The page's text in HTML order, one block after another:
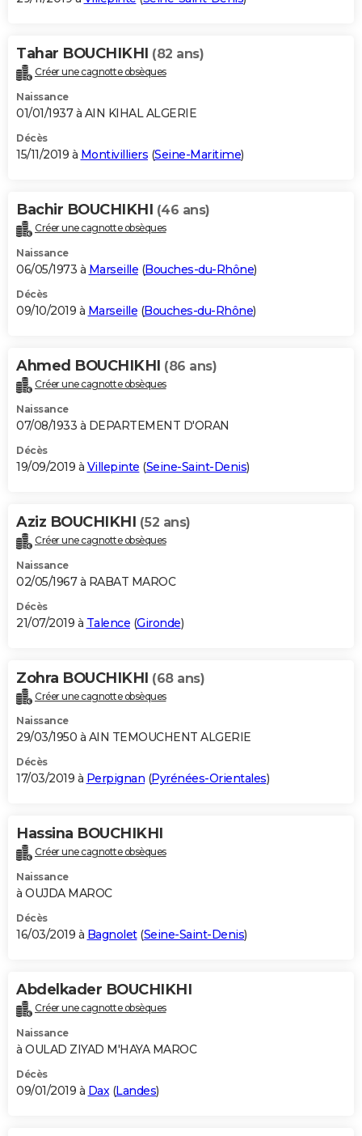
Tahar BOUCHIKHI (82 ans)
Créer une cagnotte obsèques
Naissance
01/01/1937 à AIN KIHAL ALGERIE
Décès
15/11/2019 à Montivilliers (Seine-Maritime)
Bachir BOUCHIKHI (46 ans)
Créer une cagnotte obsèques
Naissance
06/05/1973 à Marseille (Bouches-du-Rhône)
Décès
09/10/2019 à Marseille (Bouches-du-Rhône)
Ahmed BOUCHIKHI (86 ans)
Créer une cagnotte obsèques
Naissance
07/08/1933 à DEPARTEMENT D'ORAN
Décès
19/09/2019 à Villepinte (Seine-Saint-Denis)
Aziz BOUCHIKHI (52 ans)
Créer une cagnotte obsèques
Naissance
02/05/1967 à RABAT MAROC
Décès
21/07/2019 à Talence (Gironde)
Zohra BOUCHIKHI (68 ans)
Créer une cagnotte obsèques
Naissance
29/03/1950 à AIN TEMOUCHENT ALGERIE
Décès
17/03/2019 à Perpignan (Pyrénées-Orientales)
Hassina BOUCHIKHI
Créer une cagnotte obsèques
Naissance
à OUJDA MAROC
Décès
16/03/2019 à Bagnolet(Seine-Saint-Denis)
Abdelkader BOUCHIKHI
Créer une cagnotte obsèques
Naissance
à OULAD ZIYAD M'HAYA MAROC
Décès
09/01/2019 à Dax(Landes)